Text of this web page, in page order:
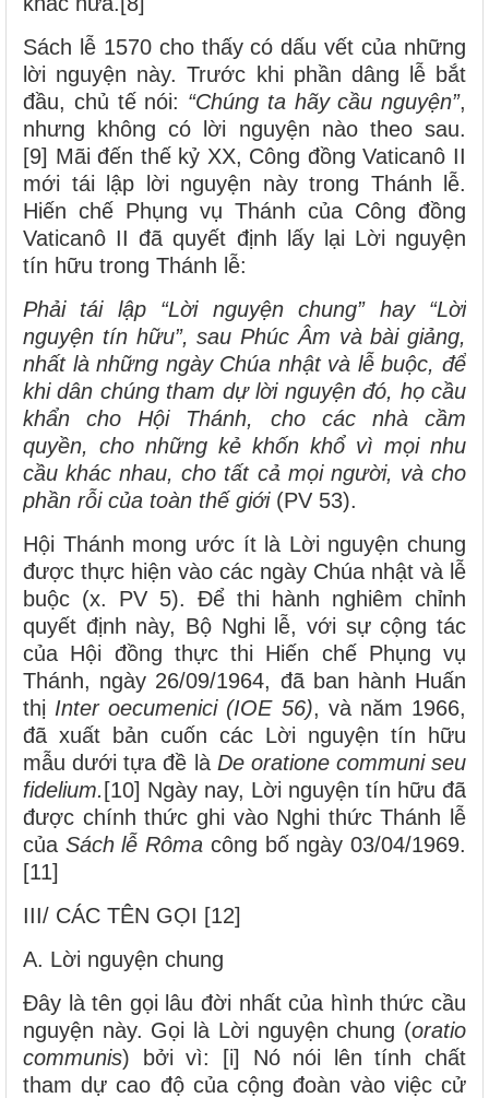
Sách lễ 1570 cho thấy có dấu vết của những
lời nguyện này. Trước khi phần dâng lễ bắt
đầu, chủ tế nói: “Chúng ta hãy cầu nguyện”,
nhưng không có lời nguyện nào theo sau.
[9] Mãi đến thế kỷ XX, Công đồng Vaticanô II
mới tái lập lời nguyện này trong Thánh lễ.
Hiến chế Phụng vụ Thánh của Công đồng
Vaticanô II đã quyết định lấy lại Lời nguyện
tín hữu trong Thánh lễ:
Phải tái lập “Lời nguyện chung” hay “Lời
nguyện tín hữu”, sau Phúc Âm và bài giảng,
nhất là những ngày Chúa nhật và lễ buộc, để
khi dân chúng tham dự lời nguyện đó, họ cầu
khẩn cho Hội Thánh, cho các nhà cầm
quyền, cho những kẻ khốn khổ vì mọi nhu
cầu khác nhau, cho tất cả mọi người, và cho
phần rỗi của toàn thế giới (PV 53).
Hội Thánh mong ước ít là Lời nguyện chung
được thực hiện vào các ngày Chúa nhật và lễ
buộc (x. PV 5). Để thi hành nghiêm chỉnh
quyết định này, Bộ Nghi lễ, với sự cộng tác
của Hội đồng thực thi Hiến chế Phụng vụ
Thánh, ngày 26/09/1964, đã ban hành Huấn
thị Inter oecumenici (IOE 56), và năm 1966,
đã xuất bản cuốn các Lời nguyện tín hữu
mẫu dưới tựa đề là De oratione communi seu
fidelium. [10] Ngày nay, Lời nguyện tín hữu đã
được chính thức ghi vào Nghi thức Thánh lễ
của Sách lễ Rôma công bố ngày 03/04/1969.
[11]
III/ CÁC TÊN GỌI [12]
A. Lời nguyện chung
Đây là tên gọi lâu đời nhất của hình thức cầu
nguyện này. Gọi là Lời nguyện chung (oratio
communis)
bởi vì: [i] Nó nói lên tính chất
tham dự cao độ của cộng đoàn vào việc cử